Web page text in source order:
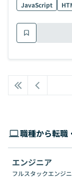
JavaScript
職種から転職
エンジニア
フルスタックエンジ